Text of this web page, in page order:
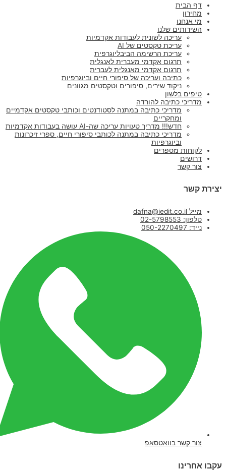
דף הבית
מחירון
מי אנחנו
השירותים שלנו
עריכה לשונית לעבודות אקדמיות
עריכת טקסטים של AI
עריכת הרשימה הביבליוגרפית
תרגום אקדמי מעברית לאנגלית
תרגום אקדמי מאנגלית לעברית
כתיבה ועריכה של סיפורי חיים וביוגרפיות
ניקוד שירים, סיפורים וטקסטים מגוונים
טיפים בלשון
מדריכי כתיבה להורדה
מדריכי כתיבה במתנה לסטודנטים וכותבי טקסטים אקדמיים
ומחקריים
חדש!!! מדריך טעויות עריכה שה-AI עושה בעבודות אקדמיות
מדריכי כתיבה במתנה לכותבי סיפורי חיים, ספרי זיכרונות
וביוגרפיות
לקוחות מספרים
דרושים
צור קשר
יצירת קשר
מייל dafna@iedit.co.il
טלפון: 02-5798553
נייד: 050-2270497
צור קשר בוואטסאפ
עקבו אחרינו